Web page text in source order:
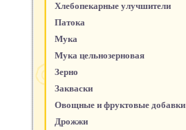
Хлебопекарные улучшители
Патока
Мука
Мука цельнозерновая
Зерно
Закваски
Овощные и фруктовые добавки
Дрожжи